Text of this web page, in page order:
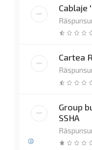
Cablaje
Cartea
Group
SSHA